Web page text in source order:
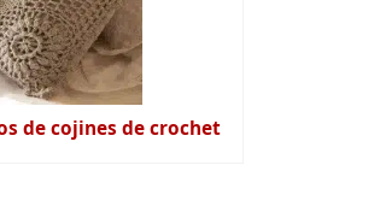
de cojines de crochet